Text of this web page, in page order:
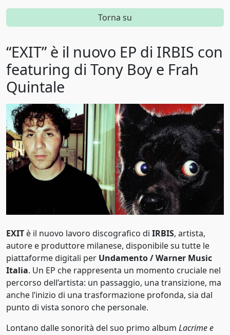
Nu metal
Operatic pop
Outlaw country
Pop
Pop alternativo
Pop barocco
Pop rap
Pop rock
Progressive rock
Punk rock
R&B
R&B/soul
Rapper
1964
1966
1967
1968
1969
1970
1971
1972
1975
1976
1977
1978
1979
Torna su
“EXIT” è il nuovo EP di IRBIS con
featuring di Tony Boy e Frah
Quintale
EXIT è il nuovo lavoro discografico di IRBIS, artista,
autore e produttore milanese, disponibile su tutte le
piattaforme digitali per Undamento / Warner Music
Italia. Un EP che rappresenta un momento cruciale nel
percorso dell’artista: un passaggio, una transizione, ma
anche l’inizio di una trasformazione profonda, sia dal
punto di vista sonoro che personale.
Lontano dalle sonorità del suo primo album Lacrime e